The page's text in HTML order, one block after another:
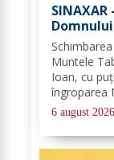
Muntele
Ioan, cu
îngroparea
Urcându-
puţin de
6 august 2026